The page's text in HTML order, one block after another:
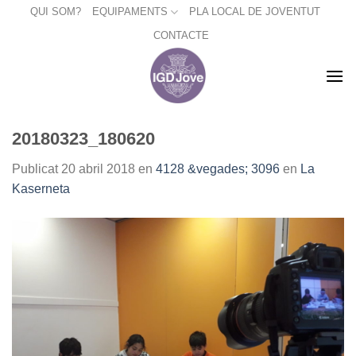
QUI SOM? EQUIPAMENTS
PLA LOCAL DE JOVENTUT
CONTACTE
20180323_180620
Publicat 20 abril 2018 en 4128 &vegades; 3096 en La
Kaserneta